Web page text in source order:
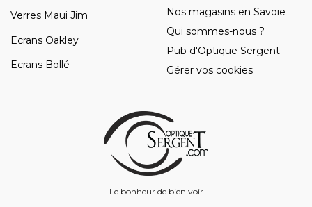
Le bonheur de bien voir
Verres Maui Jim
Ecrans Oakley
Ecrans Bollé
Nos magasins en Savoie
Qui sommes-nous ?
Pub d'Optique Sergent
Gérer vos cookies